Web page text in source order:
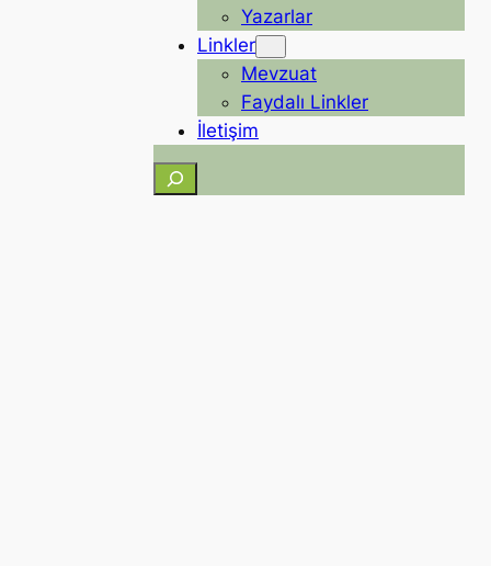
Yazarlar
Linkler
Mevzuat
Faydalı Linkler
İletişim
Ara